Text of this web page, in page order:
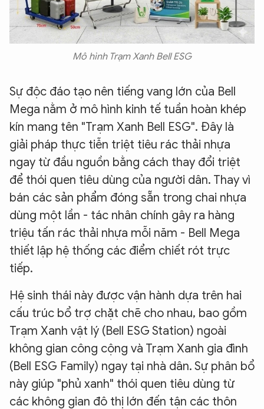
Mô hình Trạm Xanh Bell ESG
Sự độc đáo tạo nên tiếng vang lớn của Bell
Mega nằm ở mô hình kinh tế tuần hoàn khép
kín mang tên "Trạm Xanh Bell ESG". Đây là
giải pháp thực tiễn triệt tiêu rác thải nhựa
ngay từ đầu nguồn bằng cách thay đổi triệt
để thói quen tiêu dùng của người dân. Thay vì
bán các sản phẩm đóng sẵn trong chai nhựa
dùng một lần - tác nhân chính gây ra hàng
triệu tấn rác thải nhựa mỗi năm - Bell Mega
thiết lập hệ thống các điểm chiết rót trực
tiếp.
Hệ sinh thái này được vận hành dựa trên hai
cấu trúc bổ trợ chặt chẽ cho nhau, bao gồm
Trạm Xanh vật lý (Bell ESG Station) ngoài
không gian công cộng và Trạm Xanh gia đình
(Bell ESG Family) ngay tại nhà dân. Sự phân bổ
này giúp "phủ xanh" thói quen tiêu dùng từ
các không gian đô thị lớn đến tận các thôn